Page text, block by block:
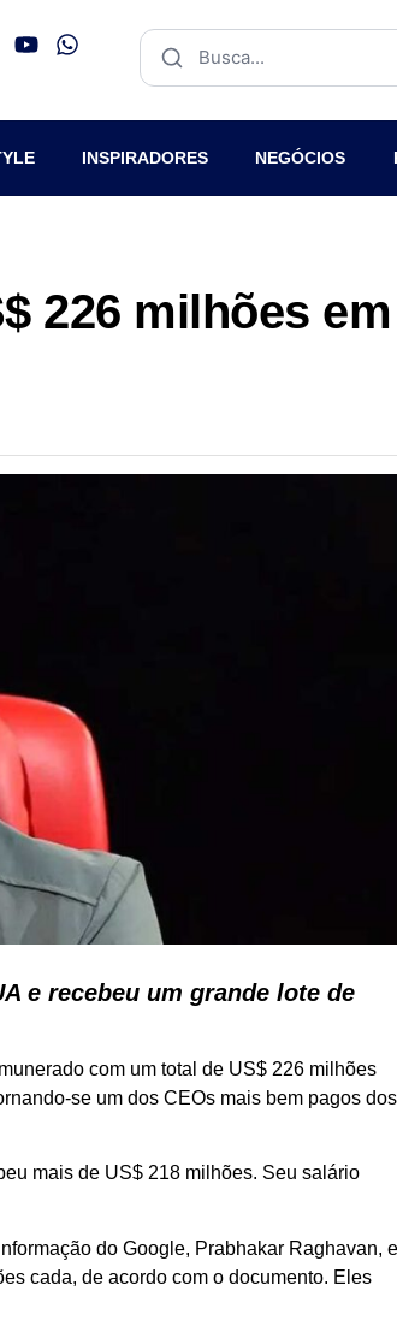
INSPIRADORES NEGÓCIOS
226 milhões em
e recebeu um grande lote de
com um total de US$ 226 milhões
se um dos CEOs mais bem pagos dos
mais de US$ 218 milhões. Seu salário
do Google, Prabhakar Raghavan, e
cada, de acordo com o documento. Eles